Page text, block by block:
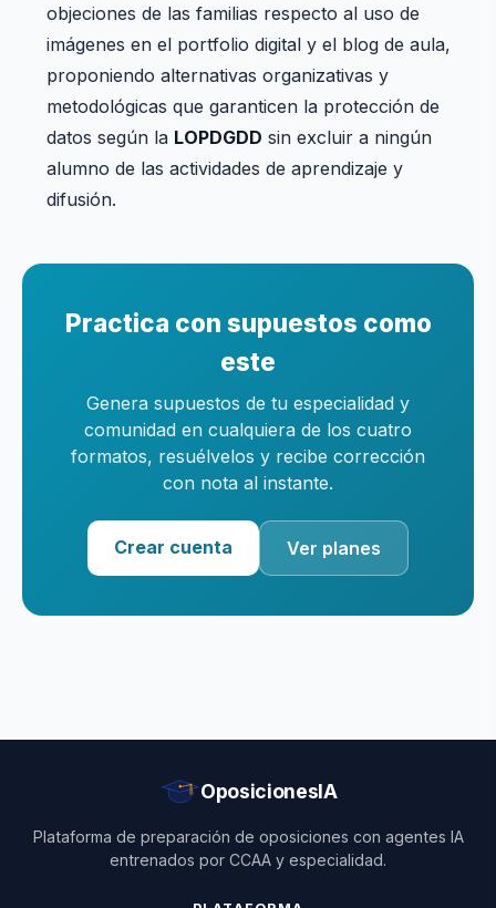
objeciones de las familias respecto al uso de
imágenes en el portfolio digital y el blog de aula,
proponiendo alternativas organizativas y
metodológicas que garanticen la protección de
datos según la LOPDGDD sin excluir a ningún
alumno de las actividades de aprendizaje y
difusión.
Practica con supuestos como
este
Genera supuestos de tu especialidad y
comunidad en cualquiera de los cuatro
formatos, resuélvelos y recibe corrección
con nota al instante.
Crear cuenta Ver planes
OposicionesIA
Plataforma de preparación de oposiciones con agentes IA
entrenados por CCAA y especialidad.